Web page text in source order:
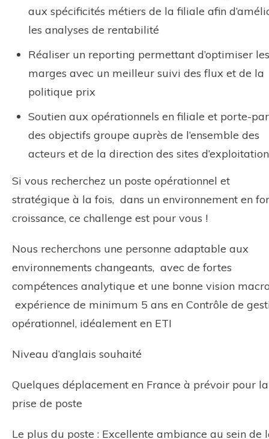
aux spécificités métiers de la filiale afin
les analyses de rentabilité
Réaliser un reporting permettant d’optimiser les
marges avec un meilleur suivi des flux et de la
politique prix
Soutien aux opérationnels en filiale et porte-
des objectifs groupe auprès de l’ensemble des
acteurs et de la direction des sites d’exploitation
Si vous recherchez un poste opérationnel et
stratégique à la fois, dans un environnement en
croissance, ce challenge est pour vous !
Nous recherchons une personne adaptable aux
environnements changeants, avec de fortes
compétences analytique et une bonne vision
expérience de minimum 5 ans en Contrôle de
opérationnel, idéalement en ETI
Niveau d’anglais souhaité
Quelques déplacement en France à prévoir pour la
prise de poste
Le plus du poste : Excellente ambiance au sein de